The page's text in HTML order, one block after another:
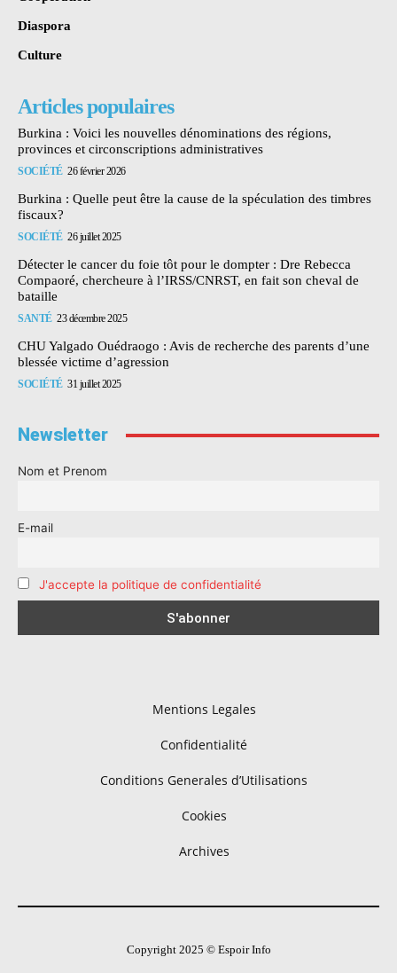
Diaspora
Culture
Articles populaires
Burkina : Voici les nouvelles dénominations des régions,
provinces et circonscriptions administratives
SOCIÉTÉ 26 février 2026
Burkina : Quelle peut être la cause de la spéculation des timbres
fiscaux?
SOCIÉTÉ 26 juillet 2025
Détecter le cancer du foie tôt pour le dompter : Dre Rebecca
Compaoré, chercheure à l’IRSS/CNRST, en fait son cheval de
bataille
SANTÉ 23 décembre 2025
CHU Yalgado Ouédraogo : Avis de recherche des parents d’une
blessée victime d’agression
SOCIÉTÉ 31 juillet 2025
Newsletter
Nom et Prenom
E-mail
J'accepte la politique de confidentialité
Mentions Legales
Confidentialité
Conditions Generales d’Utilisations
Cookies
Archives
Copyright 2025 © Espoir Info